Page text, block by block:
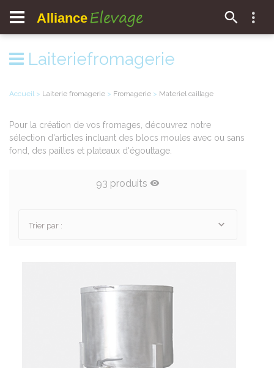
Alliance Elevage
Laiteriefromagerie
Accueil > Laiterie fromagerie > Fromagerie > Materiel caillage
Pour la création de vos fromages, découvrez notre
sélection d'articles incluant des blocs moules avec ou sans
fond, des pailles et plateaux d'égouttage.
93 produits
Trier par :